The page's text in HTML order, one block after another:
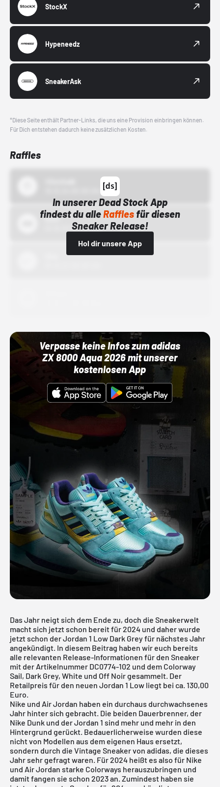
StockX
Hypeneedz
SneakerAsk
*Diese Seite enthält Partner-Links, die uns eine Provision einbringen können.
Für Dich entstehen dadurch keine zusätzlichen Kosten.
Raffles
In unserer Dead Stock App
findest du alleRafflesfür diesen
Sneaker Release!
Hol dir unsere App
Bstn
01.10.22 00:00 Uhr
Verpasse keine Infos zum adidas
ZX 8000 Aqua 2026 mit unserer
kostenlosen App
Das Jahr neigt sich dem Ende zu, doch die Sneakerwelt
macht sich jetzt schon bereit für 2024 und daher wurde
jetzt schon der Jordan 1 Low Dark Grey für nächstes Jahr
angekündigt. In diesem Beitrag haben wir euch bereits
alle relevanten Release-Informationen für den Sneaker
mit der Artikelnummer DC0774-102 und dem Colorway
Sail, Dark Grey, White und Off Noir gesammelt. Der
Retailpreis für den neuen Jordan 1 Low liegt bei ca. 130,00
Euro.
Nike und Air Jordan haben ein durchaus durchwachsenes
Jahr hinter sich gebracht. Die beiden Dauerbrenner, der
Nike Dunk und der Jordan 1 sind mehr und mehr in den
Hintergrund gerückt. Bedauerlicherweise wurden diese
nicht von Modellen aus dem eigenen Haus ersetzt,
sondern durch die Vintage Sneaker von adidas, die dieses
Jahr sehr gefragt waren. Für 2024 heißt es also für Nike
und Air Jordan starke Colorways herauszubringen und
damit fangen sie schon 2023 an. Zumindest haben sie